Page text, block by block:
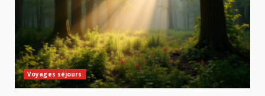
Voyages séjours